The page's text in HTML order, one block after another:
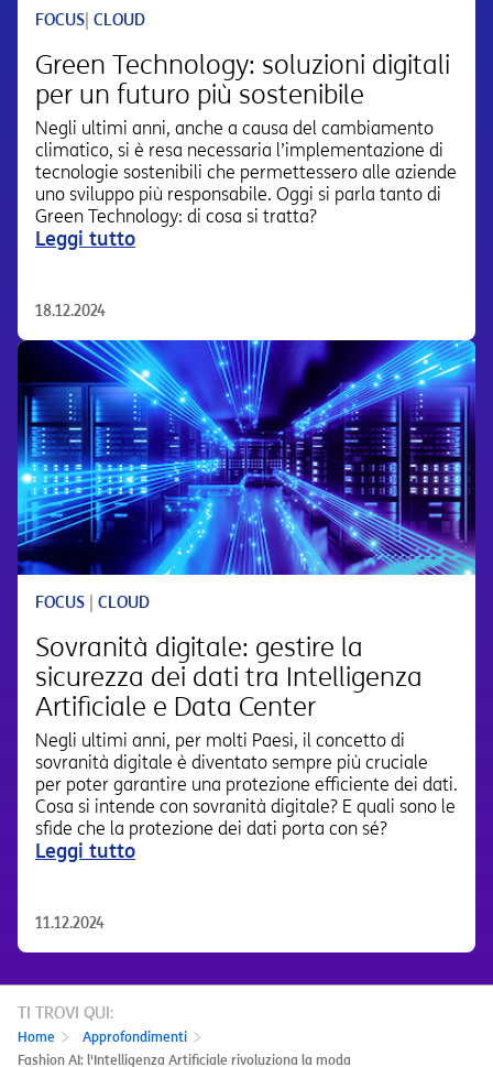
FOCUS CLOUD
Green Technology: soluzioni digitali
per un futuro più sostenibile
Negli ultimi anni, anche a causa del cambiamento
climatico, si è resa necessaria l’implementazione di
tecnologie sostenibili che permettessero alle aziende
uno sviluppo più responsabile. Oggi si parla tanto di
Green Technology: di cosa si tratta?
Leggi tutto
18.12.2024
FOCUS CLOUD
Sovranità digitale: gestire la
sicurezza dei dati tra Intelligenza
Artificiale e Data Center
Negli ultimi anni, per molti Paesi, il concetto di
sovranità digitale è diventato sempre più cruciale
per poter garantire una protezione efficiente dei dati.
Cosa si intende con sovranità digitale? E quali sono le
sfide che la protezione dei dati porta con sé?
Leggi tutto
11.12.2024
TI TROVI QUI:
Home
Approfondimenti
Fashion AI: l'Intelligenza Artificiale rivoluziona la moda